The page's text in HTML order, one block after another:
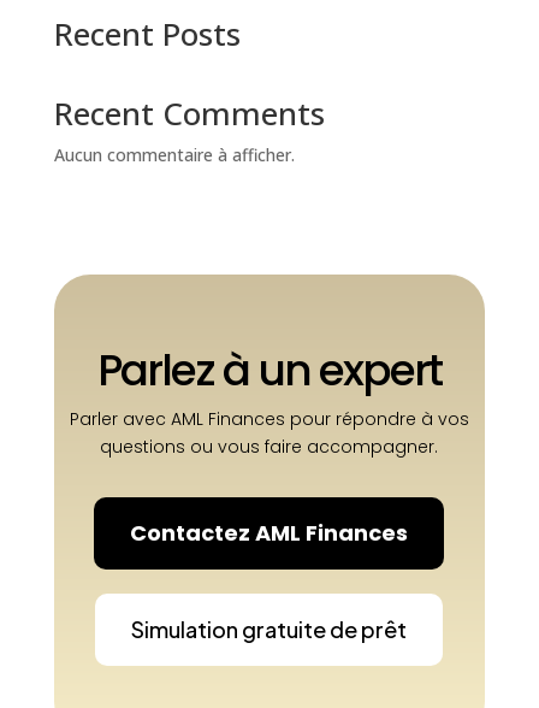
Simulation gratuite
Recent Posts
Recent Comments
Aucun commentaire à afficher.
Parlez à un expert
Parler avec AML Finances pour répondre à vos
questions ou vous faire accompagner.
Contactez AML Finances
Simulation gratuite de prêt